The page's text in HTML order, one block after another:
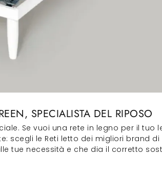
SPECIALISTA DEL RIPOSO
Se vuoi una rete in legno per il
le Reti letto dei migliori brand
tue necessità e che dia il corretto